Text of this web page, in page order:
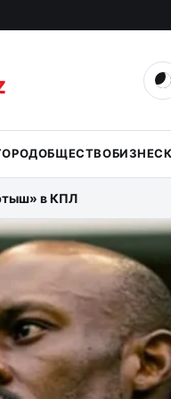
ОБЩЕСТВОБИЗНЕС
в КПЛ